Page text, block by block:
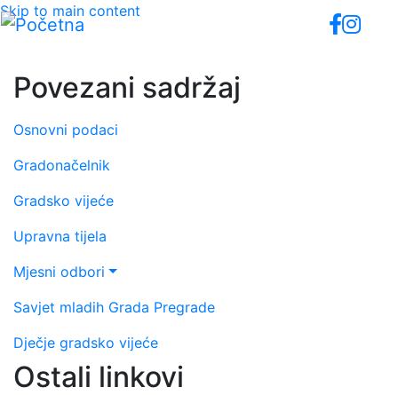
Skip to main content
Povezani sadržaj
Osnovni podaci
Gradonačelnik
Gradsko vijeće
Upravna tijela
Mjesni odbori
Savjet mladih Grada Pregrade
Dječje gradsko vijeće
Ostali linkovi